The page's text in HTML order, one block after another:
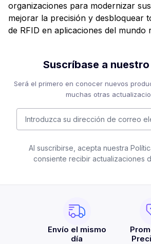
organizaciones para modernizar
mejorar la precisión y desbloquear
de RFID en aplicaciones del mundo
Suscríbase a
Será el primero en conocer nuevos
muchas otras
Al suscribirse, acepta nuestra
consiente recibir actualizaciones
Envío el mismo
día